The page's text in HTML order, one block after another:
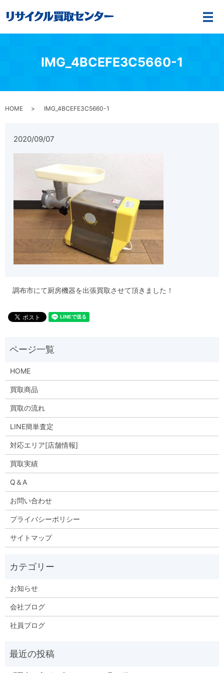
メ
IMG_4BCEFE3C5660-1
HOME IMG_4BCEFE3C5660-1
2020/09/07
調布市にて厨房機器を出張買取させて頂きました！
HOME
買取商品
買取の流れ
LINE簡単査定
対応エリア[店舗情報]
買取実績
Q＆A
お問い合わせ
プライバシーポリシー
サイトマップ
お知らせ
会社ブログ
社員ブログ